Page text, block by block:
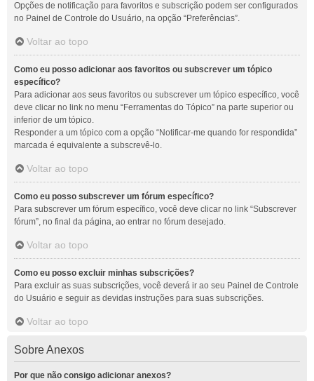
Opções de notificação para favoritos e subscrição podem ser configurados
no Painel de Controle do Usuário, na opção “Preferências”.
Voltar ao topo
Como eu posso adicionar aos favoritos ou subscrever um tópico
específico?
Para adicionar aos seus favoritos ou subscrever um tópico específico, você
deve clicar no link no menu “Ferramentas do Tópico” na parte superior ou
inferior de um tópico.
Responder a um tópico com a opção “Notificar-me quando for respondida”
marcada é equivalente a subscrevê-lo.
Voltar ao topo
Como eu posso subscrever um fórum específico?
Para subscrever um fórum específico, você deve clicar no link “Subscrever
fórum”, no final da página, ao entrar no fórum desejado.
Voltar ao topo
Como eu posso excluir minhas subscrições?
Para excluir as suas subscrições, você deverá ir ao seu Painel de Controle
do Usuário e seguir as devidas instruções para suas subscrições.
Voltar ao topo
Sobre Anexos
Por que não consigo adicionar anexos?